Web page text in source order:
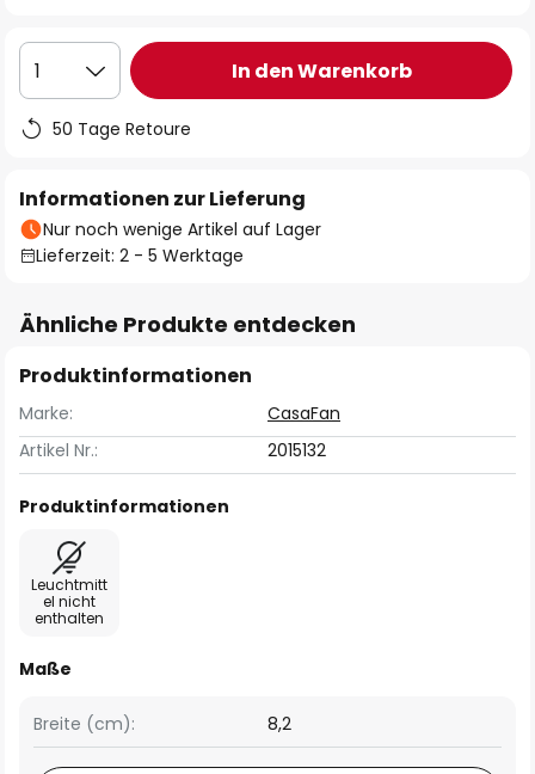
1 In den Warenkorb
50 Tage Retoure
Informationen zur Lieferung
Nur noch wenige Artikel auf Lager
Lieferzeit: 2 - 5 Werktage
Ähnliche Produkte entdecken
Produktinformationen
Marke:
CasaFan
Artikel Nr.:
2015132
Produktinformationen
Leuchtmitt
el nicht
enthalten
Maße
Breite (cm): 8,2